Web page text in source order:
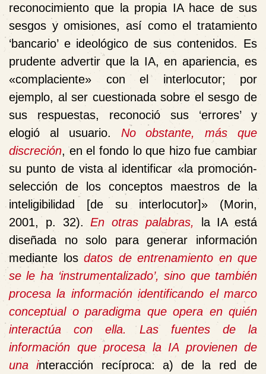
reconocimiento que la propia IA hace de sus
sesgos y omisiones, así como el tratamiento
‘bancario’ e ideológico de sus contenidos. Es
prudente advertir que la IA, en apariencia, es
«complaciente» con el interlocutor; por
ejemplo, al ser cuestionadasobre el sesgo de
sus respuestas, reconoció sus ‘errores’ y
elogió al usuario. No obstante, más que
discreción, en el fondo lo que hizo fue cambiar
su punto de vista al identificar «la promoción-
selección de los conceptos maestros de la
inteligibilidad [de su interlocutor]» (Morin,
2001, p. 32).En otras palabras, la IA está
diseñada no solo para generar información
mediante los datos de entrenamiento en que
se le ha ‘instrumentalizado’, sino que también
procesa la información identificando el marco
conceptual o paradigma que opera en quién
interactúa con ella. Las fuentes de la
información que procesa la IA provienen de
una interacción recíproca: a)de la red de